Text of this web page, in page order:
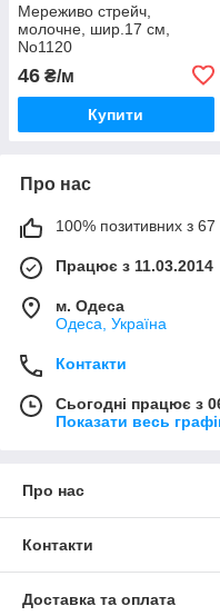
Мереживо стрейч,
молочне, шир.17 см,
No1120
46 ₴/м
Купити
Про нас
100% позитивних з 67
Працює з 11.03.2014
м. Одеса
Одеса, Україна
Контакти
Сьогодні працює з
Показати весь
Про нас
Контакти
Доставка та оплата